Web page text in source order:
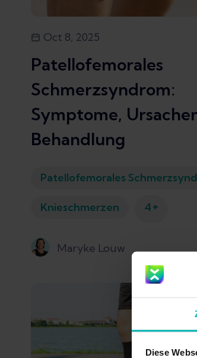
Diese
Oct 8, 2025
Patellofemorales
Schmerzsyndrom:
Symptome,
Behandlung
Patellofemorales
Knieschmerzen 4+
Maryke Louw